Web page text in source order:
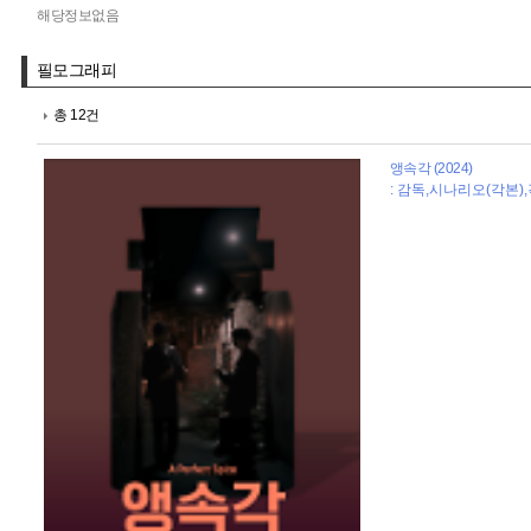
해당정보없음
필모그래피
총 12건
앵속각 (2024)
: 감독,시나리오(각본